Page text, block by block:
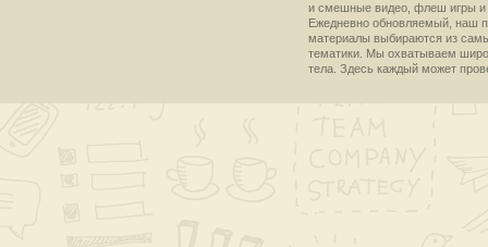
и смешные видео, флеш игры и
Ежедневно обновляемый, наш
материалы выбираются из
тематики. Мы охватываем
тела. Здесь каждый может